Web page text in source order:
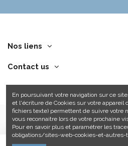
Nos liens
Contact us
En poursuivant votre navigation sur ce
et l'écriture de Cookies sur votre appareil
fichiers texte) permettent de suivre votre
vous reconnaitre lors de votre prochaine
Pour en savoir plus et paramétrer les
obligations/sites-web-cookies-et-